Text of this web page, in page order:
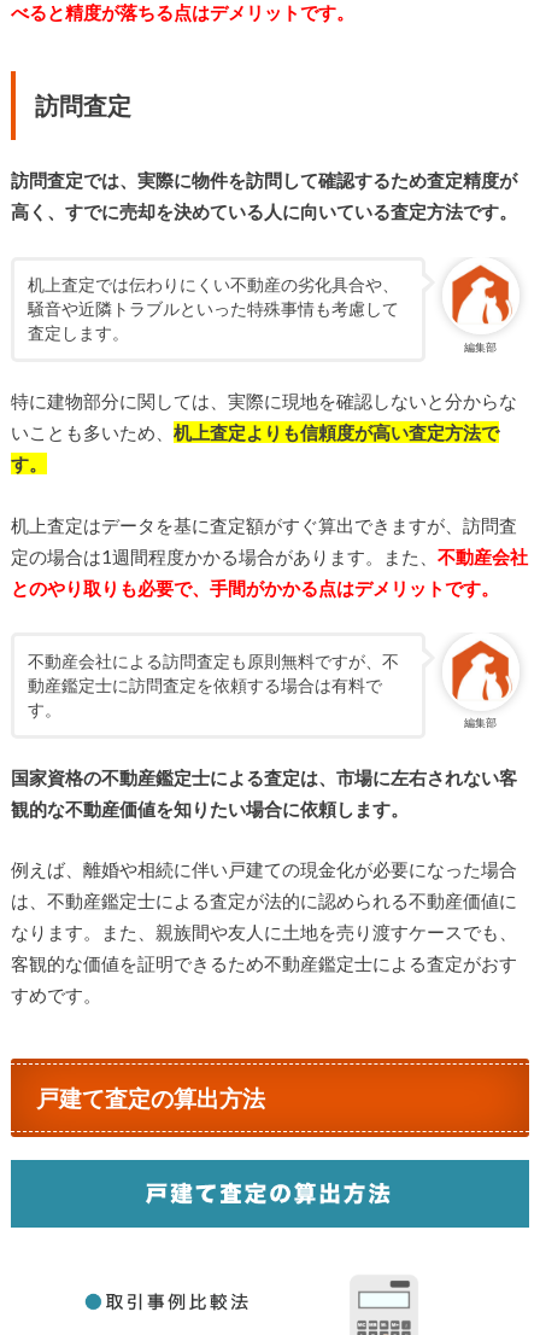
べると精度が落ちる点はデメリットです。
訪問査定
訪問査定では、実際に物件を訪問して確認するため査定精度が
高く、すでに売却を決めている人に向いている査定方法です。
編集部
机上査定では伝わりにくい不動産の劣化具合や、
騒音や近隣トラブルといった特殊事情も考慮して
査定します。
特に建物部分に関しては、実際に現地を確認しないと分からな
いことも多いため、 机上査定よりも信頼度が高い査定方法で
す。
机上査定はデータを基に査定額がすぐ算出できますが、訪問査
定の場合は1週間程度かかる場合があります。また、 不動産会社
とのやり取りも必要で、手間がかかる点はデメリットです。
編集部
不動産会社による訪問査定も原則無料ですが、不
動産鑑定士に訪問査定を依頼する場合は有料で
す。
国家資格の不動産鑑定士による査定は、市場に左右されない客
観的な不動産価値を知りたい場合に依頼します。
例えば、離婚や相続に伴い戸建ての現金化が必要になった場合
は、不動産鑑定士による査定が法的に認められる不動産価値に
なります。また、親族間や友人に土地を売り渡すケースでも、
客観的な価値を証明できるため不動産鑑定士による査定がおす
すめです。
戸建て査定の算出方法